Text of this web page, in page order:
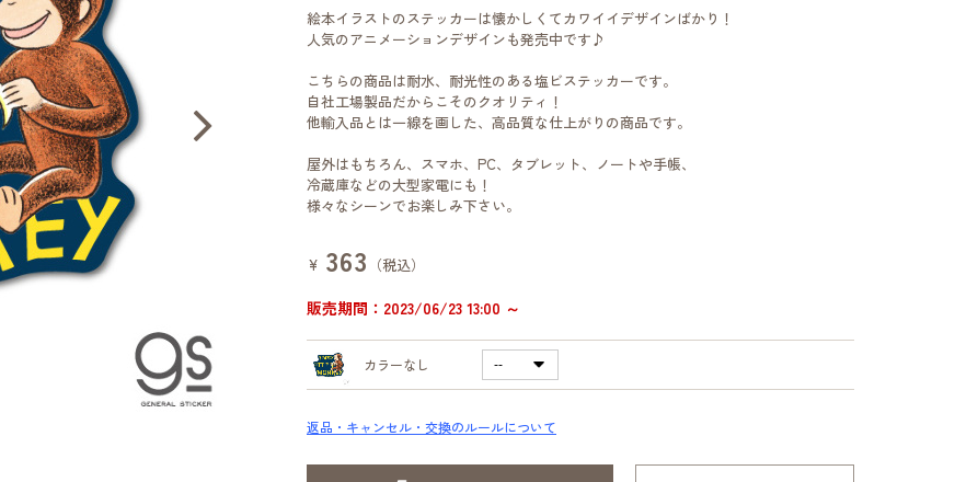
絵本イラストのステッカーは懐かしくてカワイイデザインばかり！
人気のアニメーションデザインも発売中です♪
こちらの商品は耐水、耐光性のある塩ビステッカーです。
自社工場製品だからこそのクオリティ！
他輸入品とは一線を画した、高品質な仕上がりの商品です。
屋外はもちろん、スマホ、PC、タブレット、ノートや手帳、
冷蔵庫などの大型家電にも！
様々なシーンでお楽しみ下さい。
¥ 363 （税込）
販売期間：2023/06/23 13:00 ～
カラーなし
返品・キャンセル・交換のルールについて